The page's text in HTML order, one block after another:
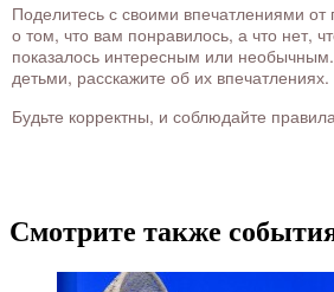
Поделитесь с своими впечатлениями
о том, что вам понравилось, а что нет,
показалось интересным или
детьми, расскажите об их впечатлениях.
Будьте корректны, и соблюдайте
Смотрите также